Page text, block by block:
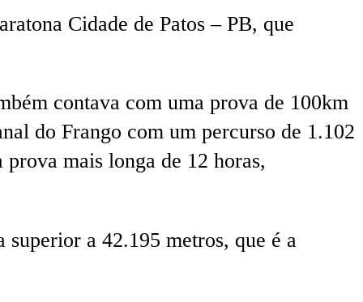
Cidade de Patos – PB, que
contava com uma prova de 100km
do Frango com um percurso de 1.102
mais longa de 12 horas,
a 42.195 metros, que é a